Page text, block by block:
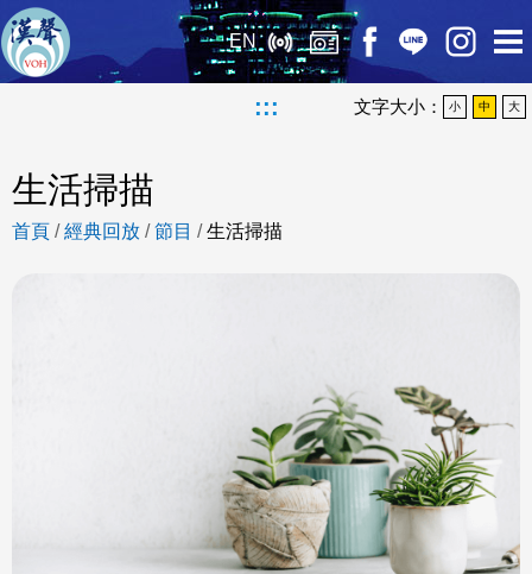
EN
::: 文字大小： 小 中 大
生活掃描
首頁 /經典回放 /節目 /生活掃描